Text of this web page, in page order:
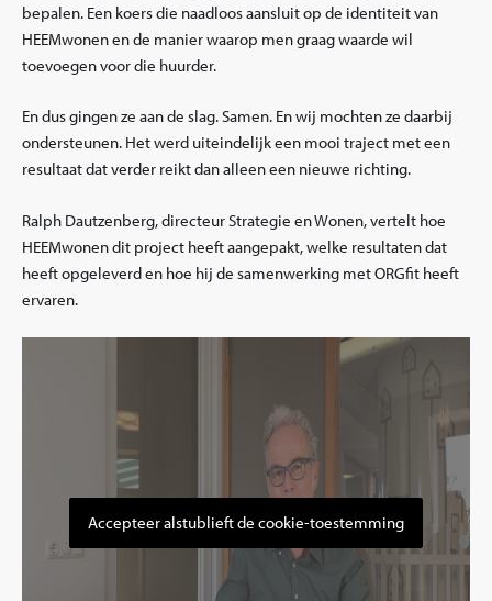
bepalen. Een koers die naadloos aansluit op de identiteit van
HEEMwonen en de manier waarop men graag waarde wil
toevoegen voor die huurder.
En dus gingen ze aan de slag. Samen. En wij mochten ze daarbij
ondersteunen. Het werd uiteindelijk een mooi traject met een
resultaat dat verder reikt dan alleen een nieuwe richting.
Ralph Dautzenberg, directeur Strategie en Wonen, vertelt hoe
HEEMwonen dit project heeft aangepakt, welke resultaten dat
heeft opgeleverd en hoe hij de samenwerking met ORGfit heeft
ervaren.
Accepteer alstublieft de cookie-toestemming